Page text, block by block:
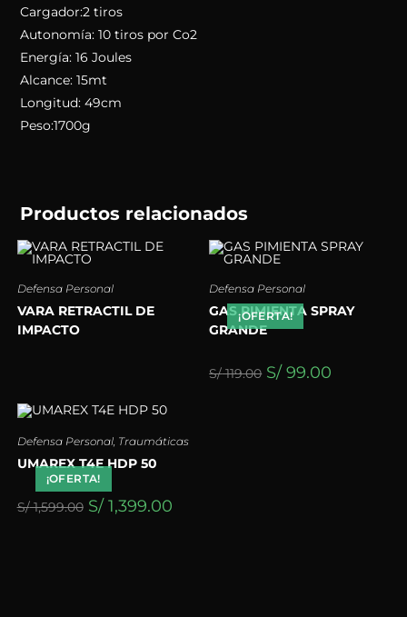
Cargador:2 tiros
Autonomía: 10 tiros por Co2
Energía: 16 Joules
Alcance: 15mt
Longitud: 49cm
Peso:1700g
Productos relacionados
Defensa Personal
VARA RETRACTIL DE
IMPACTO
¡OFERTA!
Defensa Personal
GAS PIMIENTA SPRAY
GRANDE
S/119.00 S/99.00
¡OFERTA!
Defensa Personal, Traumáticas
UMAREX T4E HDP 50
S/1,599.00 S/1,399.00